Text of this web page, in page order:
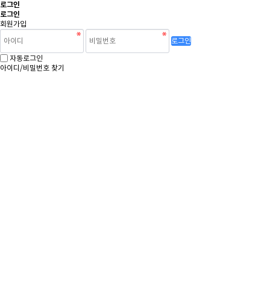
로그인
로그인
회원가입
로그인
자동로그인
아이디/비밀번호 찾기